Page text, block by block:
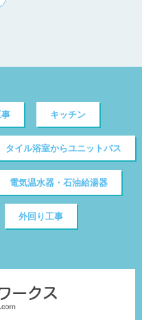
キッチン
タイル浴室からユニットバス
電気温水器・石油給湯器
外回り工事